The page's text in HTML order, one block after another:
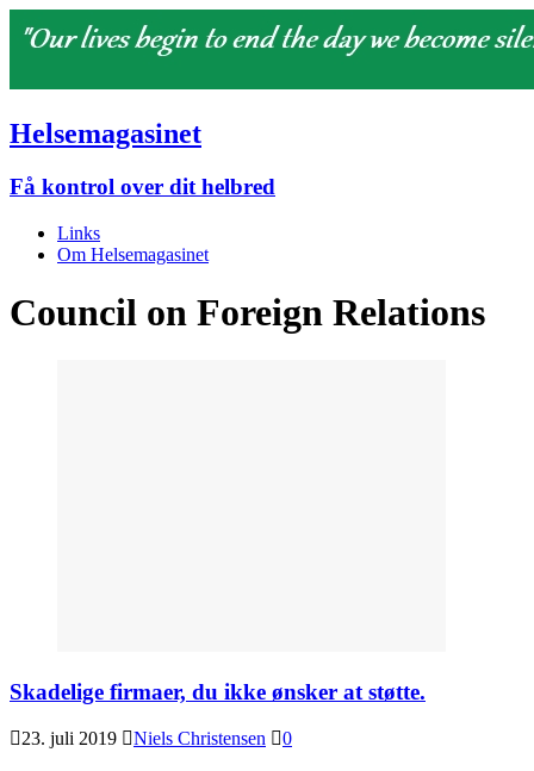
Helsemagasinet
Få kontrol over dit helbred
Links
Om Helsemagasinet
Council on Foreign Relations
Skadelige firmaer, du ikke ønsker at støtte.
23. juli 2019 Niels Christensen
0